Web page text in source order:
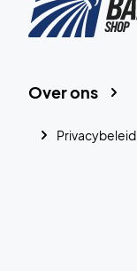
Over ons
Privacybeleid